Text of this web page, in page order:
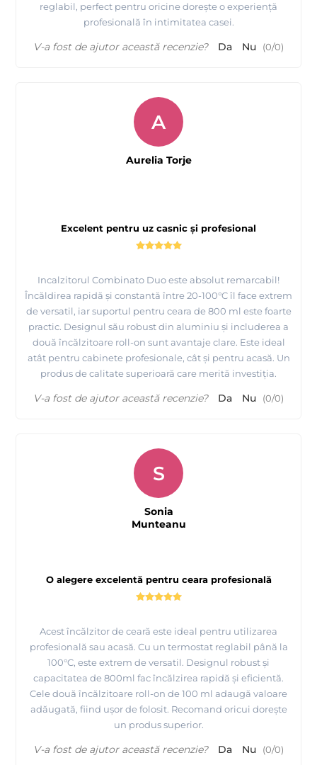
reglabil, perfect pentru oricine dorește o experiență
profesională în intimitatea casei.
V-a fost de ajutor această recenzie? Da Nu (0/0)
Excelent pentru uz casnic și profesional
Incalzitorul Combinato Duo este absolut remarcabil!
Încăldirea rapidă și constantă între 20-100°C îl face extrem
de versatil, iar suportul pentru ceara de 800 ml este foarte
practic. Designul său robust din aluminiu și includerea a
două încălzitoare roll-on sunt avantaje clare. Este ideal
atât pentru cabinete profesionale, cât și pentru acasă. Un
produs de calitate superioară care merită investiția.
A
Aurelia Torje
V-a fost de ajutor această recenzie? Da Nu (0/0)
O alegere excelentă pentru ceara profesională
Acest încălzitor de ceară este ideal pentru utilizarea
profesională sau acasă. Cu un termostat reglabil până la
100°C, este extrem de versatil. Designul robust și
capacitatea de 800ml fac încălzirea rapidă și eficientă.
Cele două încălzitoare roll-on de 100 ml adaugă valoare
adăugată, fiind ușor de folosit. Recomand oricui dorește
un produs superior.
S
Sonia
Munteanu
V-a fost de ajutor această recenzie? Da Nu (0/0)